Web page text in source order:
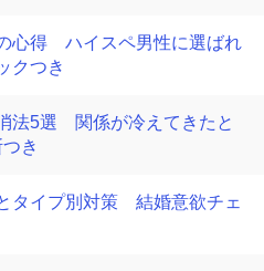
心得 ハイスペ男性に選ばれ
クつき
法5選 関係が冷えてきたと
き
タイプ別対策 結婚意欲チェ